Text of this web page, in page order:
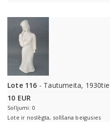
Lote 116 - Tautumeita,
10 EUR
Solījumi: 0
Lote ir noslēgta, solīšana beigusies